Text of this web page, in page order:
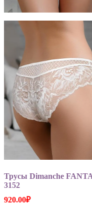
Трусы Dimanche
3152
920.00₽